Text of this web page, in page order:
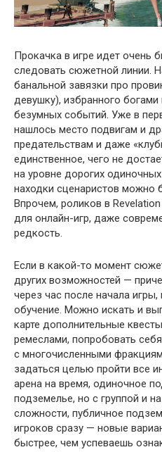
Прокачка в игре идет очень
следовать сюжетной линии.
банальной завязки про
девушку), избранного
безумных событий. Уже в
нашлось место подвигам и
предательствам и даже
единственное, чего не
на уровне дорогих
находки сценаристов можно
Впрочем, роликов в
для онлайн-игр, даже
редкость.
Если в какой-то момент
других возможностей —
через час после начала
обучение. Можно искать и
карте дополнительные
ремеслами, попробовать
с многочисленными
задаться целью пройти все
арена на время, одиночное
подземелье, но с группой и
сложности, публичное
игроков сразу — новые
быстрее, чем успеваешь